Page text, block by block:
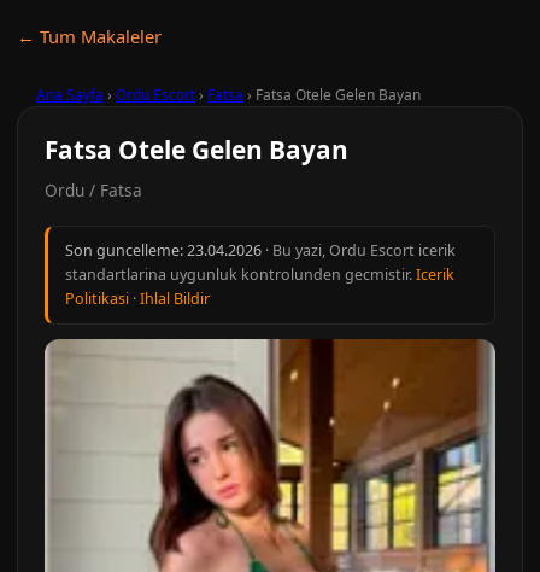
← Tum Makaleler
Ana Sayfa › Ordu Escort› Fatsa › Fatsa Otele Gelen Bayan
Fatsa Otele Gelen Bayan
Ordu / Fatsa
Son guncelleme:23.04.2026 · Bu yazi, Ordu Escort icerik
standartlarina uygunluk kontrolunden gecmistir.Icerik
Politikasi ·Ihlal Bildir